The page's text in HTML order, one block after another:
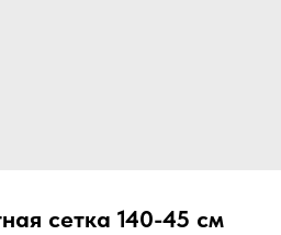
сетка 140-45 см